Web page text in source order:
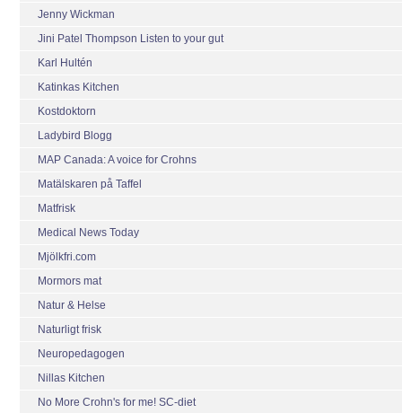
Jenny Wickman
Jini Patel Thompson Listen to your gut
Karl Hultén
Katinkas Kitchen
Kostdoktorn
Ladybird Blogg
MAP Canada: A voice for Crohns
Matälskaren på Taffel
Matfrisk
Medical News Today
Mjölkfri.com
Mormors mat
Natur & Helse
Naturligt frisk
Neuropedagogen
Nillas Kitchen
No More Crohn's for me! SC-diet